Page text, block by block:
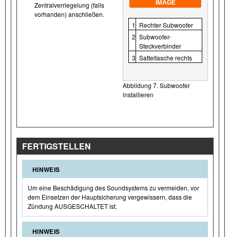
Zentralverriegelung (falls
vorhanden) anschließen.
IMAGE
1 Rechter Subwoofer
2 Subwoofer-
Steckverbinder
3 Satteltasche rechts
Abbildung 7. Subwoofer
installieren
FERTIGSTELLEN
HINWEIS
Um eine Beschädigung des Soundsystems zu vermeiden, vor
dem Einsetzen der Hauptsicherung vergewissern, dass die
Zündung AUSGESCHALTET ist.
HINWEIS